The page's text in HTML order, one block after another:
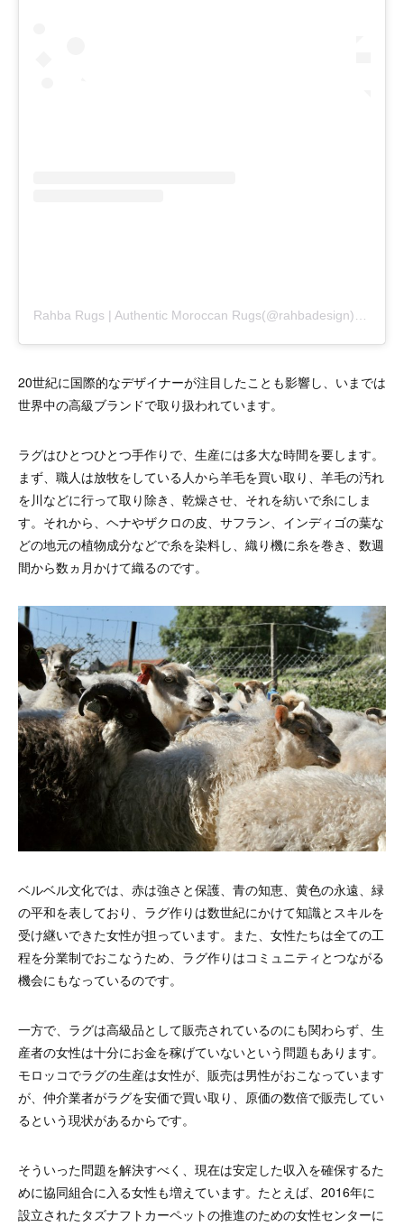
Rahba Rugs | Authentic Moroccan Rugs(@rahbadesign)がシェアした投稿
20世紀に国際的なデザイナーが注目したことも影響し、いまでは
世界中の高級ブランドで取り扱われています。
ラグはひとつひとつ手作りで、生産には多大な時間を要します。
まず、職人は放牧をしている人から羊毛を買い取り、羊毛の汚れ
を川などに行って取り除き、乾燥させ、それを紡いで糸にしま
す。それから、ヘナやザクロの皮、サフラン、インディゴの葉な
どの地元の植物成分などで糸を染料し、織り機に糸を巻き、数週
間から数ヵ月かけて織るのです。
ベルベル文化では、赤は強さと保護、青の知恵、黄色の永遠、緑
の平和を表しており、ラグ作りは数世紀にかけて知識とスキルを
受け継いできた女性が担っています。また、女性たちは全ての工
程を分業制でおこなうため、ラグ作りはコミュニティとつながる
機会にもなっているのです。
一方で、ラグは高級品として販売されているのにも関わらず、生
産者の女性は十分にお金を稼げていないという問題もあります。
モロッコでラグの生産は女性が、販売は男性がおこなっています
が、仲介業者がラグを安価で買い取り、原価の数倍で販売してい
るという現状があるからです。
そういった問題を解決すべく、現在は安定した収入を確保するた
めに協同組合に入る女性も増えています。たとえば、2016年に
設立されたタズナフトカーペットの推進のための女性センターに